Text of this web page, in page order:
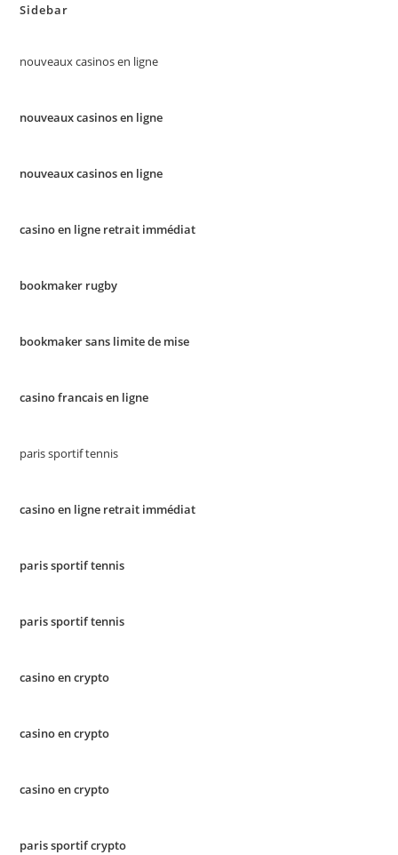
Sidebar
nouveaux casinos en ligne
nouveaux casinos en ligne
nouveaux casinos en ligne
casino en ligne retrait immédiat
bookmaker rugby
bookmaker sans limite de mise
casino francais en ligne
paris sportif tennis
casino en ligne retrait immédiat
paris sportif tennis
paris sportif tennis
casino en crypto
casino en crypto
casino en crypto
paris sportif crypto